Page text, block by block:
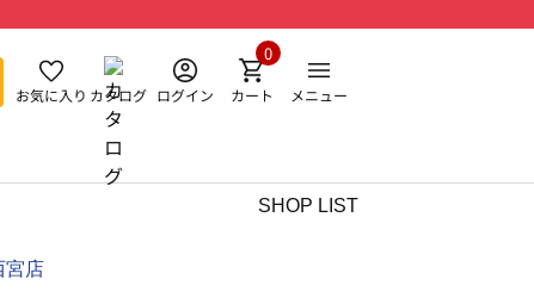
お気に入り カタログ ログイン カート
0
メニュー
SHOP LIST
宮店